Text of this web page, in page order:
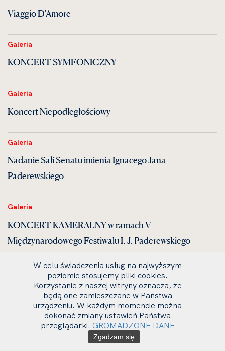
Viaggio D'Amore
Galeria
KONCERT SYMFONICZNY
Galeria
Koncert Niepodległościowy
Galeria
Nadanie Sali Senatu imienia Ignacego Jana
Paderewskiego
Galeria
KONCERT KAMERALNY w ramach V
Międzynarodowego Festiwalu I. J. Paderewskiego
Perły Czeskiej Muzyki Klasycznej
KONCERT SYMFONICZNY
W celu świadczenia usług na najwyższym
poziomie stosujemy pliki cookies.
Korzystanie z naszej witryny oznacza, że
będą one zamieszczane w Państwa
urządzeniu. W każdym momencie można
dokonać zmiany ustawień Państwa
przeglądarki. GROMADZONE DANE
Zgadzam się